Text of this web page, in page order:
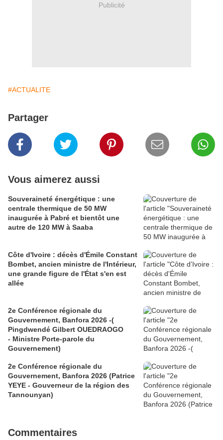
Publicité
#ACTUALITE
Partager
Vous aimerez aussi
Souveraineté énergétique : une
centrale thermique de 50 MW
inaugurée à Pabré et bientôt une
autre de 120 MW à Saaba
Côte d'Ivoire : décès d'Émile Constant
Bombet, ancien ministre de l'Intérieur,
une grande figure de l'État s'en est
allée
2e Conférence régionale du
Gouvernement, Banfora 2026 -(
Pingdwendé Gilbert OUEDRAOGO
- Ministre Porte-parole du
Gouvernement)
2e Conférence régionale du
Gouvernement, Banfora 2026 (Patrice
YEYE - Gouverneur de la région des
Tannounyan)
Commentaires